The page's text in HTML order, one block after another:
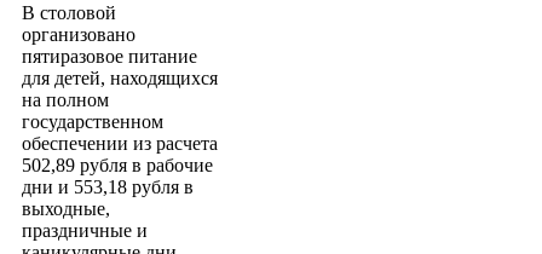
В столовой
организовано
пятиразовое питание
для детей, находящихся
на полном
государственном
обеспечении из расчета
502,89 рубля в рабочие
дни и 553,18 рубля в
выходные,
праздничные и